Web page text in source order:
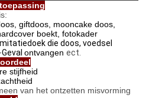
giftdoos, mooncake doos,
boekt, fotokader
die doos, voedsel
Geval ontvangen ect.
stijfheid
van het ontzetten misvorming